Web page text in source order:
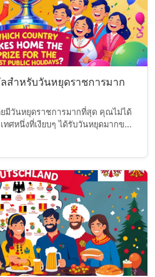
ลสำหรับวันหยุดราชการมาก
มีวันหยุดราชการมากที่สุด คุณไม่ได้
ทศหนึ่งที่เงียบๆ ได้รับวันหยุดมากข...